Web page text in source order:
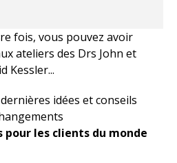
fois, vous pouvez avoir
ateliers des Drs John et
Kessler...
idées et conseils
pour les clients du monde